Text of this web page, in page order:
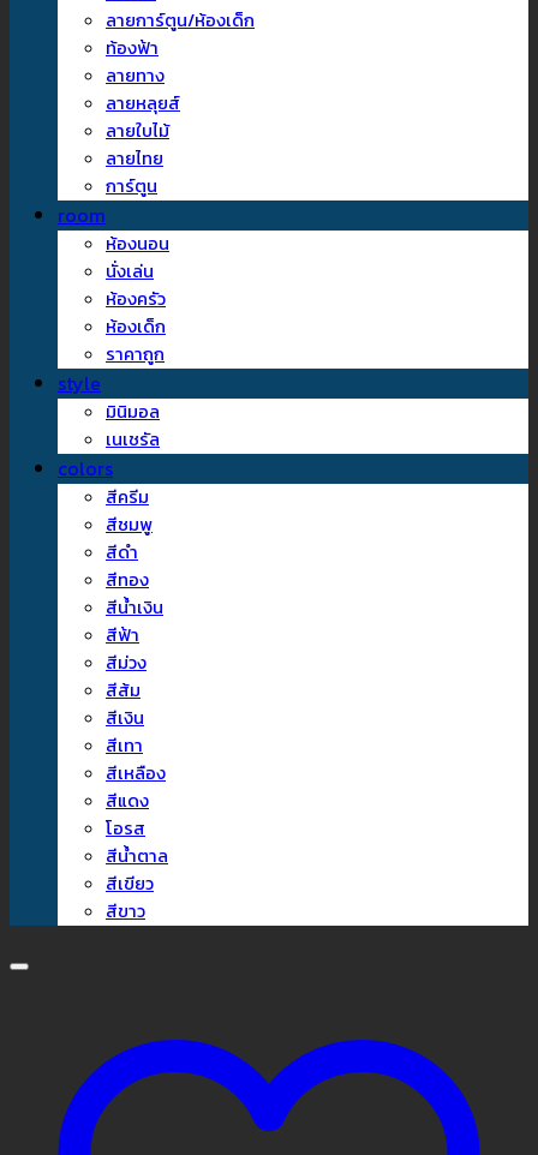
ลายการ์ตูน/ห้องเด็ก
ท้องฟ้า
ลายทาง
ลายหลุยส์
ลายใบไม้
ลายไทย
การ์ตูน
room
ห้องนอน
นั่งเล่น
ห้องครัว
ห้องเด็ก
ราคาถูก
style
มินิมอล
เนเชรัล
colors
สีครีม
สีชมพู
สีดำ
สีทอง
สีน้ำเงิน
สีฟ้า
สีม่วง
สีส้ม
สีเงิน
สีเทา
สีเหลือง
สีแดง
โอรส
สีน้ำตาล
สีเขียว
สีขาว